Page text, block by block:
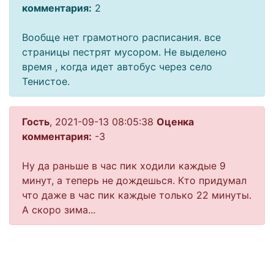
комментария: 2
Вообще нет грамотного расписания. все
страницы пестрят мусором. Не выделено
время , когда идет автобус через село
Тенистое.
Гость, 2021-09-13 08:05:38 Оценка
комментария: -3
Ну да раньше в час пик ходили каждые 9
минут, а теперь не дождешься. Кто придумал
что даже в час пик каждые только 22 минуты.
А скоро зима...